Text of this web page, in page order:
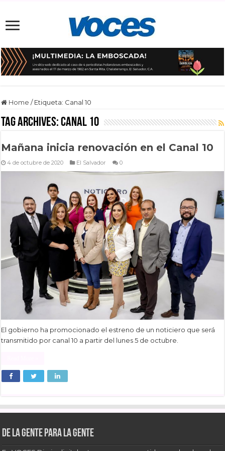
Home / Etiqueta: Canal 10
Tag Archives:Canal 10
Mañana inicia renovación en el Canal 10
4 de octubre de 2020 El Salvador 0
El gobierno ha promocionado el estreno de un noticiero que será
transmitido por canal 10 a partir del lunes 5 de octubre.
De la gente para la gente